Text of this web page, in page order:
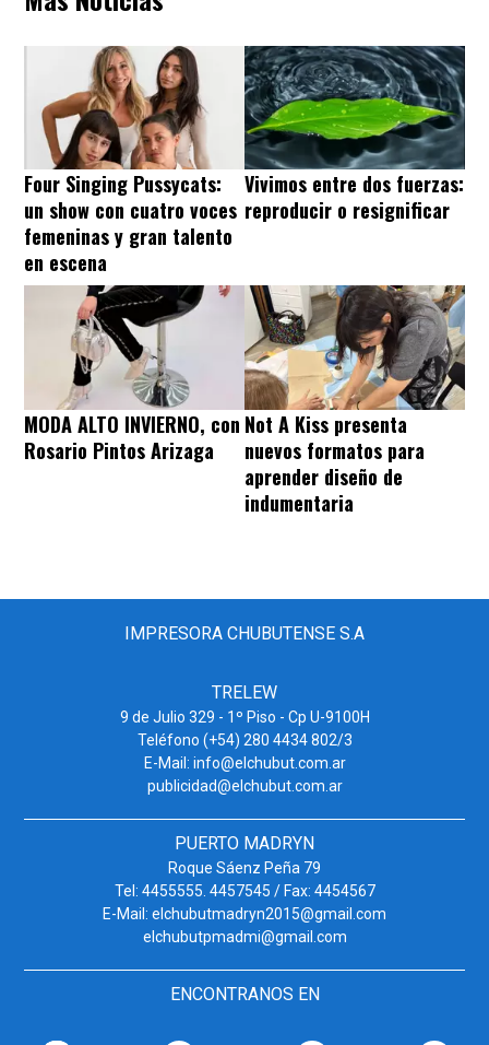
Four Singing Pussycats:
un show con cuatro voces
femeninas y gran talento
en escena
Vivimos entre dos fuerzas:
reproducir o resignificar
MODA ALTO INVIERNO, con
Rosario Pintos Arizaga
Not A Kiss presenta
nuevos formatos para
aprender diseño de
indumentaria
IMPRESORA CHUBUTENSE S.A
TRELEW
9 de Julio 329 - 1º Piso - Cp U-9100H
Teléfono (+54) 280 4434 802/3
E-Mail: info@elchubut.com.ar
publicidad@elchubut.com.ar
PUERTO MADRYN
Roque Sáenz Peña 79
Tel: 4455555. 4457545 / Fax: 4454567
E-Mail: elchubutmadryn2015@gmail.com
elchubutpmadmi@gmail.com
ENCONTRANOS EN